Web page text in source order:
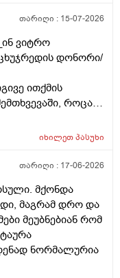
მომუშავე
თარიღი : 15-07-2026
ვიტრო
დონორი/
ითქმის
როცა
ჩასახული
იხილეთპასუხი
თარიღი : 17-06-2026
მქონდა
მაგრამ დრო და
მეუბნებიან რომ
ნორმალურია